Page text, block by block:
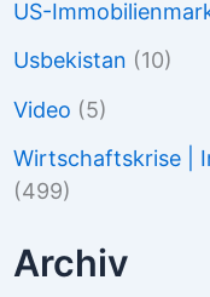
US-
Usbekistan (10)
Video (5)
Wirtschaftskrise |
(499)
Archiv